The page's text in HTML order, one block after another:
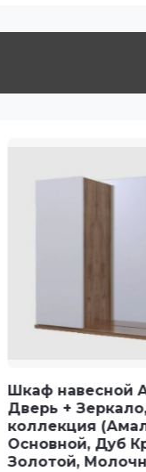
Шкаф навесной
Дверь +
коллекция
Основной, Дуб
Золотой,